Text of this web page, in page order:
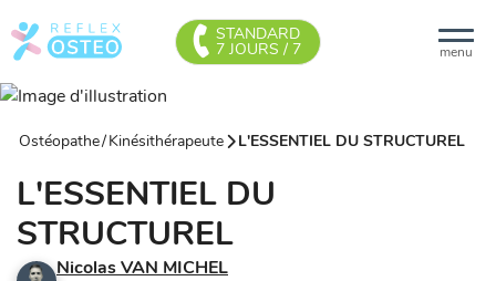
menu
STANDARD
7 JOURS / 7
Ostéopathe/Kinésithérapeute L'ESSENTIEL DU STRUCTUREL
L'ESSENTIEL DU
STRUCTUREL
Nicolas VAN MICHEL